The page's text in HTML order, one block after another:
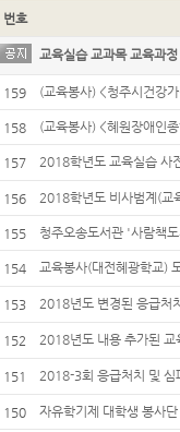
번호
교육실습 교과목 교육과
159
(교육봉사) <청주시건강
원 멘토 자원봉사자 모집
158
(교육봉사) <혜원장애인
그램 학습지원 제공자(봉
157 2018학년도 교육실습 사
156
2018학년도 비사범계(교
내
155 청주오송도서관 '사람책
154 교육봉사(대전혜광학교)
153 2018년도 변경된 응급처
152 2018년도 내용 추가된 교
151 2018-3회 응급처치 및 심
150 자유학기제 대학생 봉사